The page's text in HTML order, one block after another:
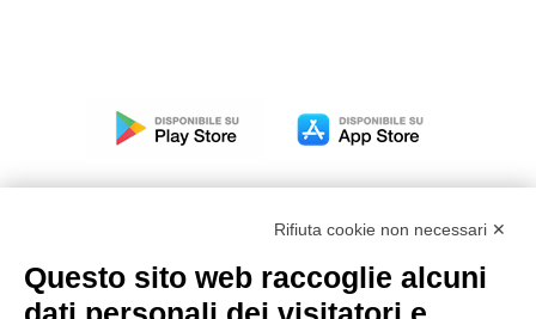
Modello organizzativo, gestione e controllo – D. lgs.
Rifiuta cookie non necessari ✕
Questo sito web raccoglie alcuni